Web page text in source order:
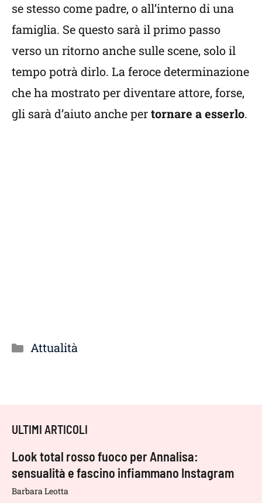
se stesso come padre, o all’interno di una
famiglia. Se questo sarà il primo passo
verso un ritorno anche sulle scene, solo il
tempo potrà dirlo. La feroce determinazione
che ha mostrato per diventare attore, forse,
gli sarà d’aiuto anche pertornare a esserlo.
Categorie
Attualità
ULTIMI ARTICOLI
Look total rosso fuoco per Annalisa:
sensualità e fascino infiammano Instagram
Barbara Leotta